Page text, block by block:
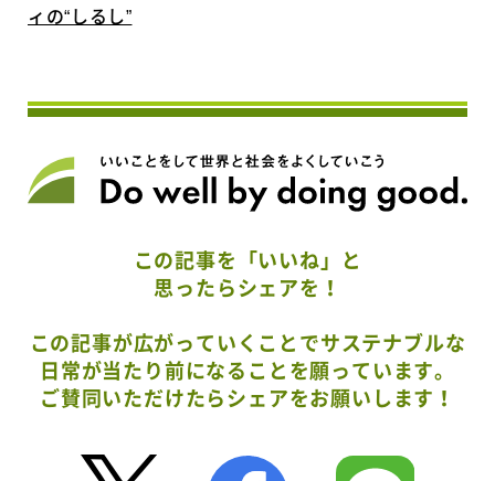
ィの“しるし”
この記事を「いいね」と
思ったらシェアを！
この記事が広がっていくことでサステナブルな
日常が当たり前になることを願っています。
ご賛同いただけたらシェアをお願いします！